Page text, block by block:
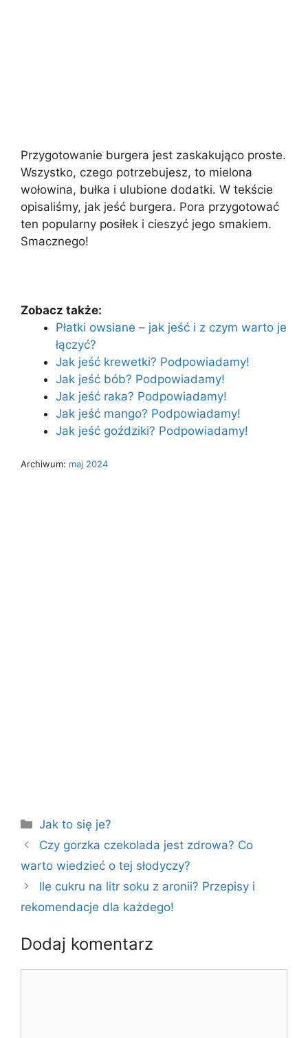
Przygotowanie burgera jest zaskakująco proste.
Wszystko, czego potrzebujesz, to mielona
wołowina, bułka i ulubione dodatki. W tekście
opisaliśmy, jak jeść burgera. Pora przygotować
ten popularny posiłek i cieszyć jego smakiem.
Smacznego!
Zobacz także:
Płatki owsiane – jak jeść i z czym warto je
łączyć?
Jak jeść krewetki? Podpowiadamy!
Jak jeść bób? Podpowiadamy!
Jak jeść raka? Podpowiadamy!
Jak jeść mango? Podpowiadamy!
Jak jeść goździki? Podpowiadamy!
Archiwum: maj 2024
Kategorie
Jak to się je?
Czy gorzka czekolada jest zdrowa? Co
warto wiedzieć o tej słodyczy?
Ile cukru na litr soku z aronii? Przepisy i
rekomendacje dla każdego!
Dodaj komentarz